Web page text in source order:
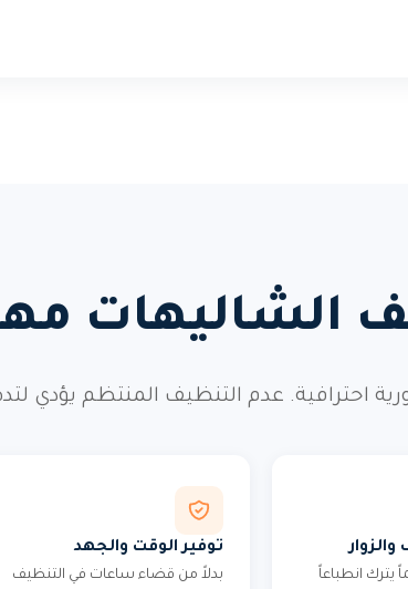
الشاليهات
احترافية. عدم التنظيف المنتظم يؤدي
يترك انطباعاً
توفير الوقت والجهد
بدلاً من قضاء ساعات في التنظيف